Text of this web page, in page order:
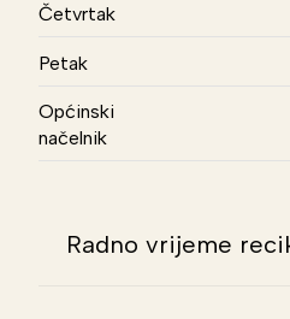
Četvrtak
Petak
Općinski
načelnik
Radno vrijeme